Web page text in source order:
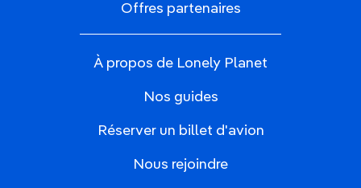
Offres partenaires
À propos de Lonely Planet
Nos guides
Réserver un billet d'avion
Nous rejoindre